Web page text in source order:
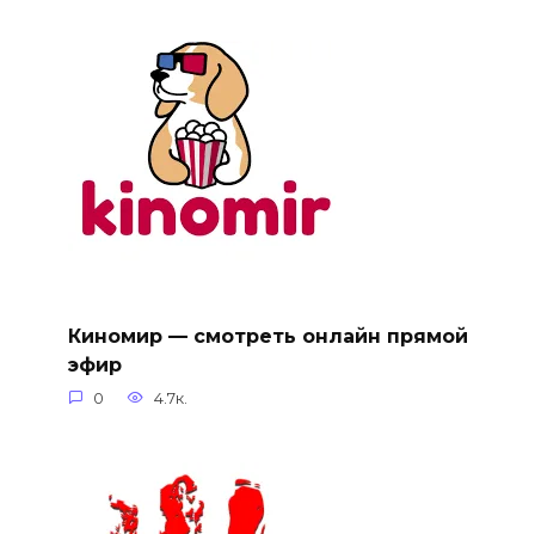
Киномир — смотреть онлайн прямой
эфир
0 4.7к.